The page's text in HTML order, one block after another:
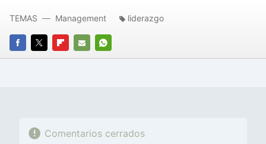
FACEBOOK
TWITTERFLIPBOARD
E-
WHATSAPP
TEMAS Management liderazgo
Comentarios cerrados